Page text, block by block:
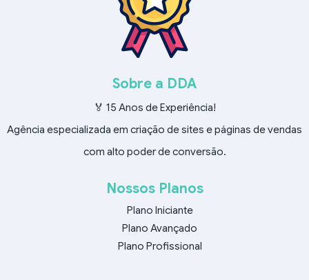
Sobre a DDA
🏅 15 Anos de Experiência!
Agência especializada em criação de sites e páginas de vendas
com alto poder de conversão.
Nossos Planos
Plano Iniciante
Plano Avançado
Plano Profissional